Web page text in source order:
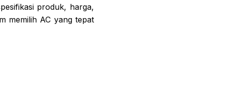
produk, harga,
memilih AC yang tepat